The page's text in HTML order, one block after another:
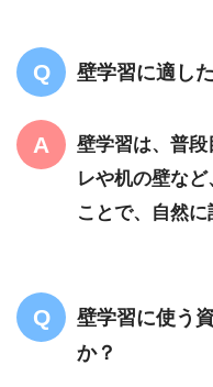
壁学習に適し
壁学習は、普
レや机の壁な
ことで、自然に
壁学習に使う
か？